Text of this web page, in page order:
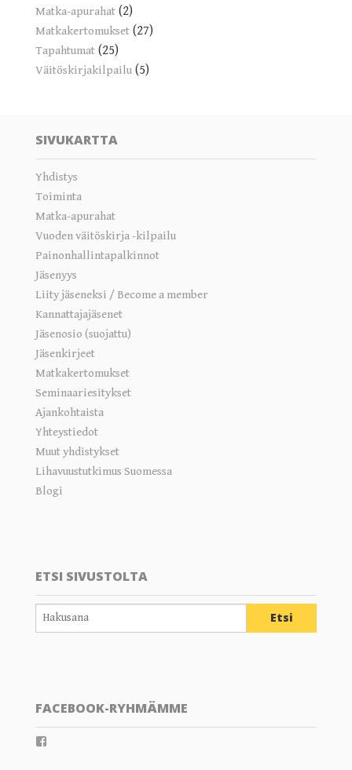
Matka-apurahat (2)
Matkakertomukset (27)
Tapahtumat (25)
Väitöskirjakilpailu (5)
SIVUKARTTA
Yhdistys
Toiminta
Matka-apurahat
Vuoden väitöskirja -kilpailu
Painonhallintapalkinnot
Jäsenyys
Liity jäseneksi / Become a member
Kannattajajäsenet
Jäsenosio (suojattu)
Jäsenkirjeet
Matkakertomukset
Seminaariesitykset
Ajankohtaista
Yhteystiedot
Muut yhdistykset
Lihavuustutkimus Suomessa
Blogi
ETSI SIVUSTOLTA
FACEBOOK-RYHMÄMME